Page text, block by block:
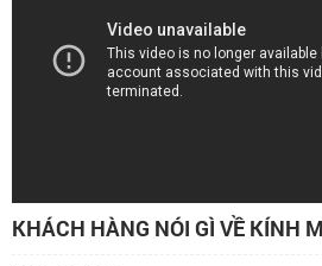
KHÁCH HÀNG NÓI GÌ VỀ KÍNH